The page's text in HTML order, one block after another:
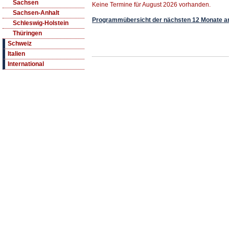
Sachsen
Sachsen-Anhalt
Schleswig-Holstein
Thüringen
Schweiz
Italien
International
Keine Termine für August 2026 vorhanden.
Programmübersicht der nächsten 12 Monate